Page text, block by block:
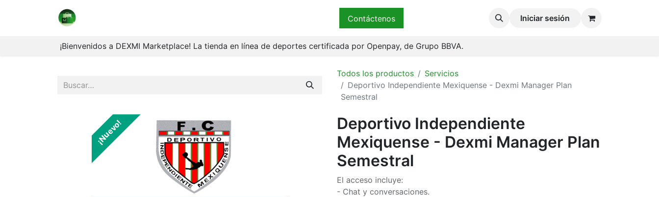
Contáctenos Iniciar sesión
¡Bienvenidos a DEXMI Marketplace! La tienda en línea de deportes certificada por Openpay, de Grupo BBVA.
Todos los productos
Servicios
Deportivo Independiente Mexiquense - Dexmi Manager Plan
Semestral
¡Nuevo!
Deportivo Independiente
Mexiquense - Dexmi Manager Plan
Semestral
El acceso incluye:
- Chat y conversaciones.